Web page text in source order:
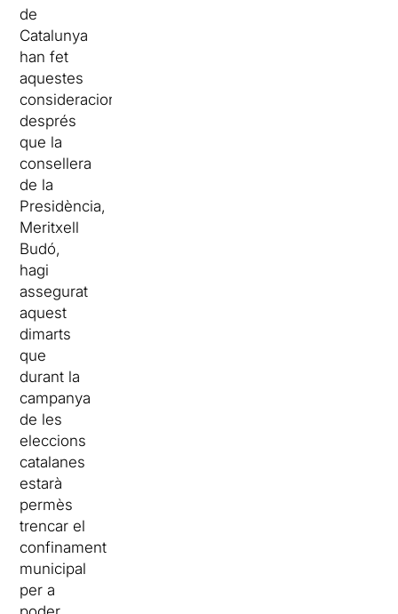
de
Catalunya
han fet
aquestes
consideracions
després
que la
consellera
de la
Presidència,
Meritxell
Budó,
hagi
assegurat
aquest
dimarts
que
durant la
campanya
de les
eleccions
catalanes
estarà
permès
trencar el
confinament
municipal
per a